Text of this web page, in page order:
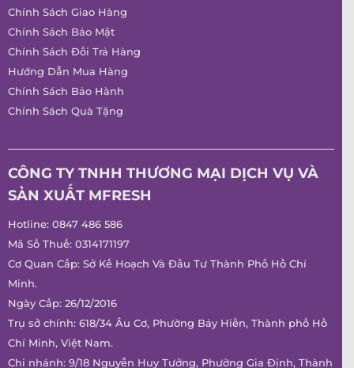
Chính Sách Giao Hàng
Chính Sách Bảo Mật
Chính Sách Đổi Trả Hàng
Hướng Dẫn Mua Hàng
Chính Sách Bảo Hành
Chính Sách Quà Tặng
CÔNG TY TNHH THƯƠNG MẠI DỊCH VỤ VÀ
SẢN XUẤT MFRESH
Hotline: 0847 486 586
Mã Số Thuế: 0314171197
Cơ Quan Cấp: Sở Kế Hoạch Và Đầu Tư Thành Phố Hồ Chí
Minh.
Ngày Cấp: 26/12/2016
Trụ sở chính: 618/34 Âu Cơ, Phường Bảy Hiền, Thành phố Hồ
Chí Minh, Việt Nam.
Chi nhánh: 9/18 Nguyễn Huy Tưởng, Phường Gia Định, Thành